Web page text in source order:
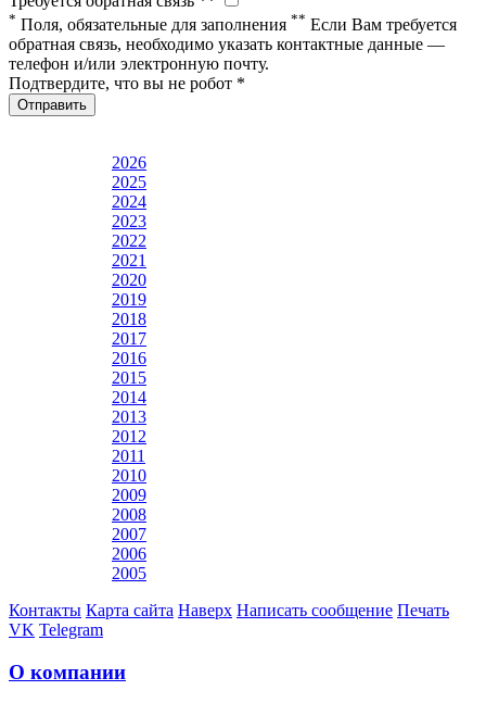
* Поля, обязательные для заполнения ** Если Вам требуется
обратная связь, необходимо указать контактные данные —
телефон и/или электронную почту.
Подтвердите, что вы не робот *
Отправить
2026
2025
2024
2023
2022
2021
2020
2019
2018
2017
2016
2015
2014
2013
2012
2011
2010
2009
2008
2007
2006
2005
Контакты Карта сайта Наверх Написать сообщение Печать
VK Telegram
О компании